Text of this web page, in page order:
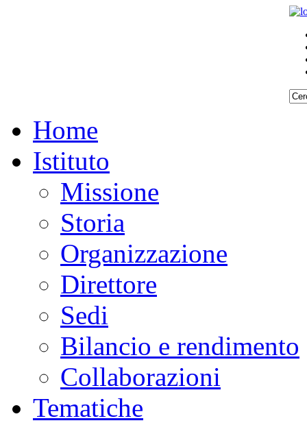
Home
Istituto
Missione
Storia
Organizzazione
Direttore
Sedi
Bilancio e rendimento
Collaborazioni
Tematiche